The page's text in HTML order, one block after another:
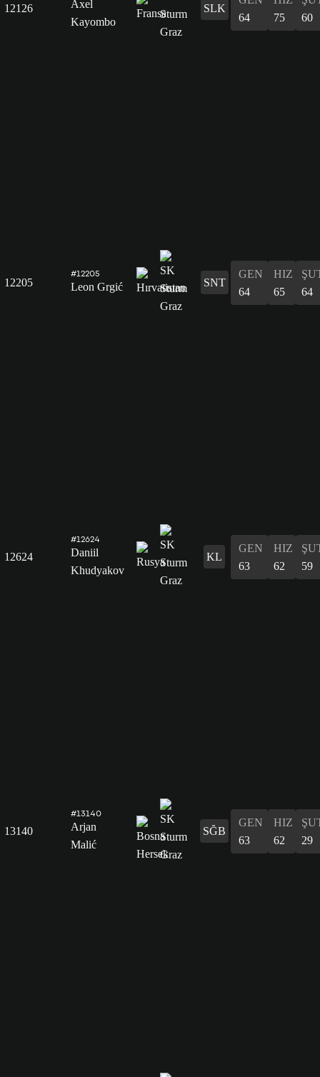
12126
Axel
Kayombo
SLK
64
75
60
12205
#12205
Leon Grgić SNT
GEN
64
HIZ
65
64
12624
#12624
Daniil
Khudyakov
KL
GEN
63
HIZ
62
59
13140
#13140
Arjan
Malić
SĞB
GEN
63
HIZ
62
29